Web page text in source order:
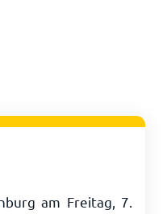
am Freitag, 7.